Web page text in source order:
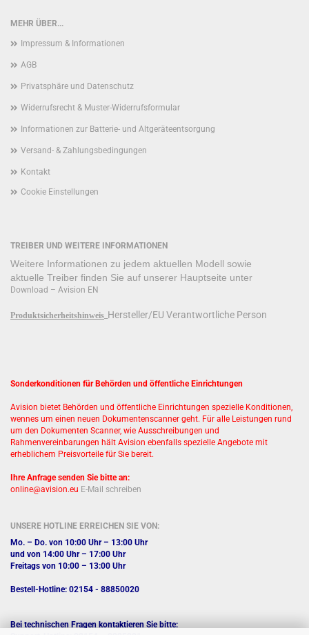
MEHR ÜBER...
Impressum & Informationen
AGB
Privatsphäre und Datenschutz
Widerrufsrecht & Muster-Widerrufsformular
Informationen zur Batterie- und Altgeräteentsorgung
Versand- & Zahlungsbedingungen
Kontakt
Cookie Einstellungen
TREIBER UND WEITERE INFORMATIONEN
Weitere Informationen zu jedem aktuellen Modell sowie
aktuelle Treiber finden Sie auf unserer Hauptseite unter
Download – Avision EN
Produktsicherheitshinweis Hersteller/EU Verantwortliche Person
Sonderkonditionen für Behörden und öffentliche Einrichtungen
Avision bietet Behörden und öffentliche Einrichtungen spezielle Konditionen,
wennes um einen neuen Dokumentenscanner geht. Für alle Leistungen rund
um den Dokumenten Scanner, wie Ausschreibungen und
Rahmenvereinbarungen hält Avision ebenfalls spezielle Angebote mit
erheblichem Preisvorteile für Sie bereit.
Ihre Anfrage senden Sie bitte an:
online@avision.eu E-Mail schreiben
UNSERE HOTLINE ERREICHEN SIE VON:
Mo. – Do. von 10:00 Uhr – 13:00 Uhr
und von 14:00 Uhr – 17:00 Uhr
Freitags von 10:00 – 13:00 Uhr
Bestell-Hotline: 02154 - 88850020
Bei technischen Fragen kontaktieren Sie bitte: